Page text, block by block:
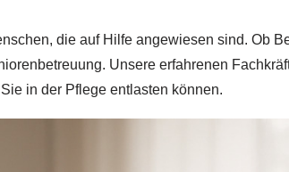
die auf Hilfe angewiesen sind. Ob
Unsere erfahrenen
in der Pflege entlasten können.